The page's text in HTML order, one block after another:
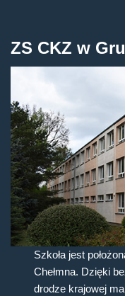
ZS CKZ w
Szkoła jest
Chełmna. Dzięki
drodze krajowej